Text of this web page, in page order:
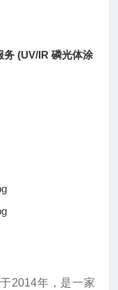
(UV/IR 磷光体涂
2014年 ， 是一家